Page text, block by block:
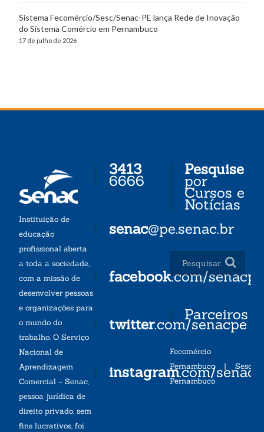
Sistema Fecomércio/Sesc/Senac-PE lança Rede de Inovação
do Sistema Comércio em Pernambuco
17 de julho de 2026
Instituição de
educação
profissional aberta
a toda a sociedade,
com a missão de
desenvolver pessoas
e organizações para
o mundo do
trabalho. O Serviço
Nacional de
Aprendizagem
Comercial – Senac,
pessoa jurídica de
direito privado, sem
fins lucrativos, foi
3413
6666
senac@pe.senac.br
facebook.com/senacpe
twitter.com/senacpe
instagram.com/
Pesquise
por
Cursos e
Notícias
Parceiros
Fecomércio
Pernambuco| Sesc
Pernambuco